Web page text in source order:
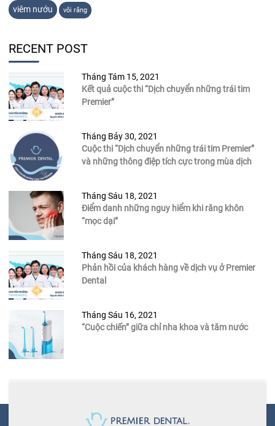
viêm nướu vôi răng
RECENT POST
Tháng Tám 15, 2021
Kết quả cuộc thi “Dịch chuyển những trái tim
Premier”
Tháng Bảy 30, 2021
Cuộc thi “Dịch chuyển những trái tim Premier”
và những thông điệp tích cực trong mùa dịch
Tháng Sáu 18, 2021
Điểm danh những nguy hiểm khi răng khôn
“mọc dại”
Tháng Sáu 18, 2021
Phản hồi của khách hàng về dịch vụ ở Premier
Dental
Tháng Sáu 16, 2021
“Cuộc chiến” giữa chỉ nha khoa và tăm nước